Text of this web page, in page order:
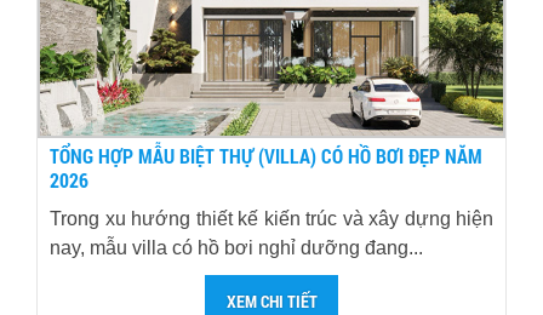
TỔNG HỢP MẪU BIỆT THỰ (VILLA) CÓ HỒ BƠI ĐẸP NĂM
2026
Trong xu hướng thiết kế kiến trúc và xây dựng hiện
nay, mẫu villa có hồ bơi nghỉ dưỡng đang...
XEM CHI TIẾT